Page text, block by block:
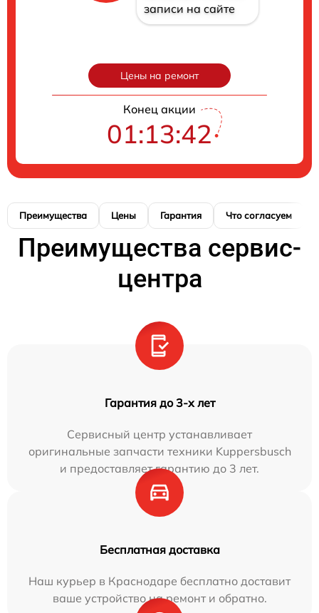
записи на сайте
Цены на ремонт
Конец акции
01:13:41
Преимущества Цены Гарантия Что согласуем
Преимущества сервис-
центра
Гарантия до 3-х лет
Сервисный центр устанавливает
оригинальные запчасти техники Kuppersbusch
и предоставляет гарантию до 3 лет.
Бесплатная доставка
Наш курьер в Краснодаре бесплатно доставит
ваше устройство на ремонт и обратно.